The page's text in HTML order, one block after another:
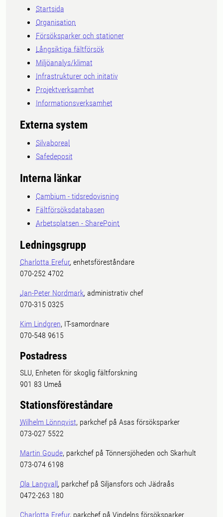
Startsida
Organisation
Försöksparker och stationer
Långsiktiga fältförsök
Miljöanalys/klimat
Infrastrukturer och initativ
Projektverksamhet
Informationsverksamhet
Externa system
Silvaboreal
Safedeposit
Interna länkar
Cambium - tidsredovisning
Fältförsöksdatabasen
Arbetsplatsen - SharePoint
Ledningsgrupp
Charlotta Erefur, enhetsföreståndare
070-252 4702
Jan-Peter Nordmark, administrativ chef
070-315 0325
Kim Lindgren, IT-samordnare
070-548 9615
Postadress
SLU, Enheten för skoglig fältforskning
901 83 Umeå
Stationsföreståndare
Wilhelm Lönnqvist, parkchef på Asas försöksparker
073-027 5522
Martin Goude, parkchef på Tönnersjöheden och Skarhult
073-074 6198
Ola Langvall, parkchef på Siljansfors och Jädraås
0472-263 180
Charlotta Erefur, parkchef på Vindelns försöksparker